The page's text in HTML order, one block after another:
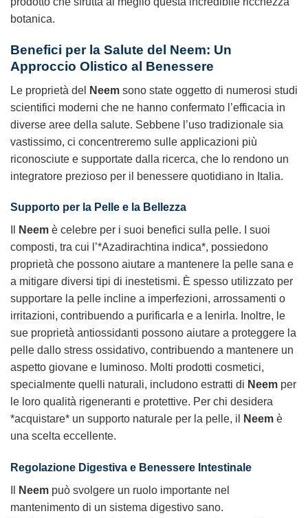
botanica.
Benefici per la Salute del Neem: Un
Approccio Olistico al Benessere
Le proprietà del Neem sono state oggetto di numerosi studi
scientifici moderni che ne hanno confermato l’efficacia in
diverse aree della salute. Sebbene l’uso tradizionale sia
vastissimo, ci concentreremo sulle applicazioni più
riconosciute e supportate dalla ricerca, che lo rendono un
integratore prezioso per il benessere quotidiano in Italia.
Supporto per la Pelle e la Bellezza
Neem è celebre per i suoi benefici sulla pelle. I suoi
composti, tra cui l’*Azadirachtina indica*, possiedono
proprietà che possono aiutare a mantenere la pelle sana e
a mitigare diversi tipi di inestetismi. È spesso utilizzato per
supportare la pelle incline a imperfezioni, arrossamenti o
irritazioni, contribuendo a purificarla e a lenirla. Inoltre, le
sue proprietà antiossidanti possono aiutare a proteggere la
pelle dallo stress ossidativo, contribuendo a mantenere un
aspetto giovane e luminoso. Molti prodotti cosmetici,
specialmente quelli naturali, includono estratti di Neem per
le loro qualità rigeneranti e protettive. Per chi desidera
*acquistare* un supporto naturale per la pelle, il
Neem è
una scelta eccellente.
Regolazione Digestiva e Benessere Intestinale
Neem può svolgere un ruolo importante nel
mantenimento di un sistema digestivo sano.